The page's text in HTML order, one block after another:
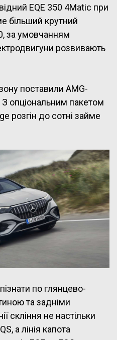
EQE 350 4Matic при
більший крутний
за умовчанням
розвивають
поставили AMG-
опціональним пакетом
розгін до сотні займе
по глянцево-
та задніми
скління не настільки
а лінія капота